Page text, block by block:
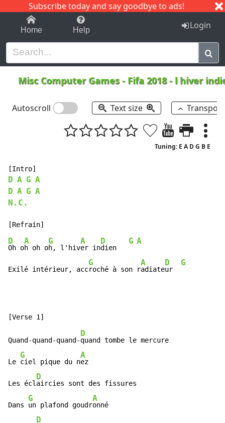
Subscribe today and say goodbye to ads!
1-9 C I J
Home Help Login
Misc Computer Games- Fifa 2018 - l hiver
Autoscroll Text size
Tuning: E A D G B E
D A G A
D A G A
N.C.
D
Oh o
A
h oh o
G
h, l'hiv
A
er in
D
dien
G A
Exilé intérieur, acc
G
roché à son r
A
adiate
D
ur
G
Quand-quand-quand-
D
quand tombe le mercure
Le
G
ciel pique du n
A
ez
Les écl
D
aircies sont des fissures
Dans
G
un plafond goudr
A
onné
D